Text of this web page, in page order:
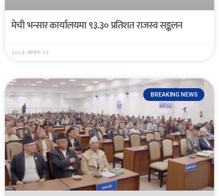
मेची भन्सार कार्यालयमा ९३.३० प्रतिशत राजस्व सङ्कलन
२०८३-साउन-२२
BREAKING NEWS